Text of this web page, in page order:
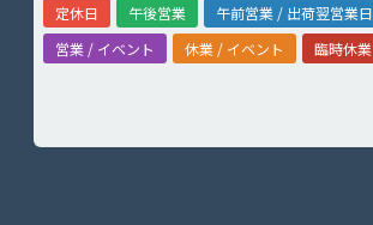
定休日 午後営業
午前営業 / 出荷翌営業日
営業 / イベント
休業 / イベント 臨時休業